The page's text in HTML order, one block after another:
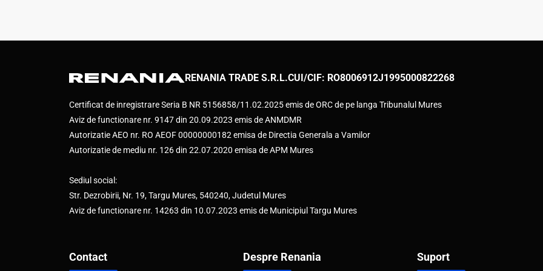
RENANIA TRADE S.R.L.CUI/CIF: RO8006912J1995000822268
Certificat de inregistrare Seria B NR 5156858/11.02.2025 emis de ORC de pe langa Tribunalul Mures
Aviz de functionare nr. 9147 din 20.09.2023 emis de ANMDMR
Autorizatie AEO nr. RO AEOF 00000000182 emisa de Directia Generala a Vamilor
Autorizatie de mediu nr. 126 din 22.07.2020 emisa de APM Mures
Sediul social:
Str. Dezrobirii, Nr. 19, Targu Mures, 540240, Judetul Mures
Aviz de functionare nr. 14263 din 10.07.2023 emis de Municipiul Targu Mures
Contact Despre Renania Suport